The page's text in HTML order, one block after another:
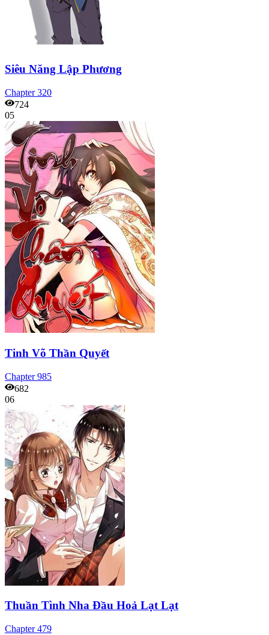
Siêu Năng Lập Phương
Chapter320
724
05
Tinh Võ Thần Quyết
Chapter985
682
06
Thuần Tình Nha Đầu Hoả Lạt Lạt
Chapter479